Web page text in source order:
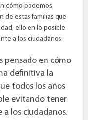
cómo podemos
de estas familias que
ello en lo posible
a los ciudadanos.
pensado en cómo
definitiva la
todos los años
evitando tener
los ciudadanos.